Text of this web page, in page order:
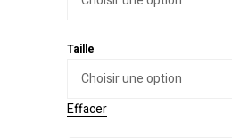
Taille
Effacer